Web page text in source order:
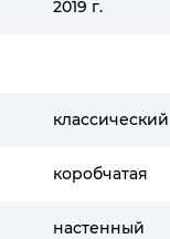
2019 г.
классический
коробчатая
настенный